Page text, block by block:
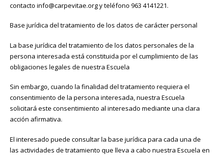
contacto info@carpevitae.org y teléfono 963 4141221.
Base jurídica del tratamiento de los datos de carácter personal
La base jurídica del tratamiento de los datos personales de la
persona interesada está constituida por el cumplimiento de las
obligaciones legales de nuestra Escuela
Sin embargo, cuando la finalidad del tratamiento requiera el
consentimiento de la persona interesada, nuestra Escuela
solicitará este consentimiento al interesado mediante una clara
acción afirmativa.
El interesado puede consultar la base jurídica para cada una de
las actividades de tratamiento que lleva a cabo nuestra Escuela en